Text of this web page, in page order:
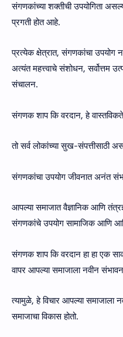
संगणकांच्या शक्तीची उपयोगिता
प्रगती होत आहे.
प्रत्येक क्षेत्रात, संगणकांचा उपयोग
अत्यंत महत्त्वाचे संशोधन, सर्वोत्तम
संचालन.
संगणक शाप कि वरदान, हे
तो सर्व लोकांच्या सुख-संपत्तीसाठी
संगणकांचा उपयोग जीवनात अनंत
आपल्या समाजात वैज्ञानिक आणि
संगणकांचे उपयोग सामाजिक आणि
संगणक शाप कि वरदान हा हा एक
वापर आपल्या समाजाला नवीन
त्यामुळे, हे विचार आपल्या समाजाला
समाजाचा विकास होतो.